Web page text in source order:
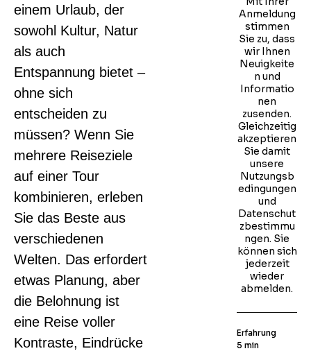
einem Urlaub, der
sowohl Kultur, Natur
als auch
Entspannung bietet –
ohne sich
entscheiden zu
müssen? Wenn Sie
mehrere Reiseziele
auf einer Tour
kombinieren, erleben
Sie das Beste aus
verschiedenen
Welten. Das erfordert
etwas Planung, aber
die Belohnung ist
eine Reise voller
Kontraste, Eindrücke
Anmeldung
stimmen
Sie zu, dass
wir Ihnen
Neuigkeite
n und
Informatio
nen
zusenden.
Gleichzeitig
akzeptieren
Sie damit
unsere
Nutzungsb
edingungen
und
Datenschut
zbestimmu
ngen. Sie
können sich
jederzeit
wieder
abmelden.
Erfahrung
5 min